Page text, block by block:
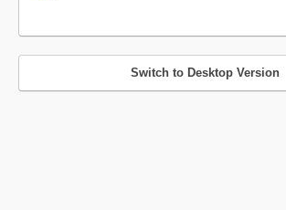
Switch to Desktop Version